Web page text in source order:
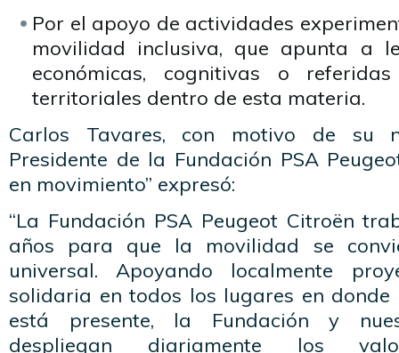
Por el apoyo de actividades
movilidad inclusiva, que apunta a
económicas, cognitivas o
territoriales dentro de esta materia.
Carlos Tavares, con motivo de su
Presidente de la Fundación PSA
en movimiento” expresó:
“La Fundación PSA Peugeot Citroën
años para que la movilidad se
universal. Apoyando localmente
solidaria en todos los lugares en donde
está presente, la Fundación y
despliegan diariamente los